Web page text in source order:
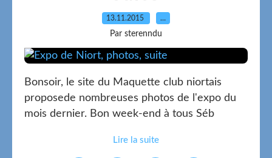
13.11.2015 …
Par sterenndu
Bonsoir, le site du Maquette club niortais
proposede nombreuses photos de l'expo du
mois dernier. Bon week-end à tous Séb
Lire la suite